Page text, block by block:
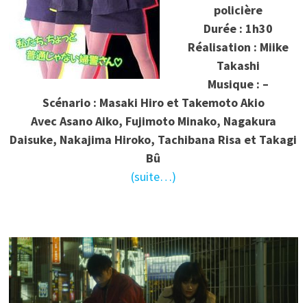
policière
Durée : 1h30
Réalisation : Miike
Takashi
Musique : –
Scénario : Masaki Hiro et Takemoto Akio
Avec Asano Aiko, Fujimoto Minako, Nagakura
Daisuke, Nakajima Hiroko, Tachibana Risa et Takagi
Bû
(suite…)